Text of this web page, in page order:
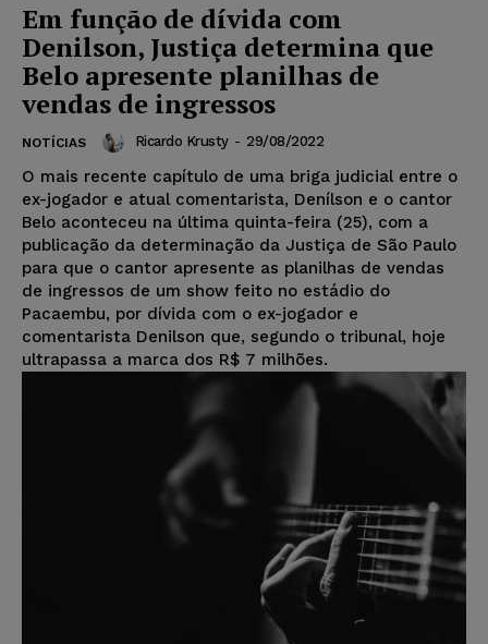
Em função de dívida com
Denilson, Justiça determina que
Belo apresente planilhas de
vendas de ingressos
NOTÍCIAS Ricardo Krusty - 29/08/2022
O mais recente capítulo de uma briga judicial entre o
ex-jogador e atual comentarista, Denílson e o cantor
Belo aconteceu na última quinta-feira (25), com a
publicação da determinação da Justiça de São Paulo
para que o cantor apresente as planilhas de vendas
de ingressos de um show feito no estádio do
Pacaembu, por dívida com o ex-jogador e
comentarista Denilson que, segundo o tribunal, hoje
ultrapassa a marca dos R$ 7 milhões.